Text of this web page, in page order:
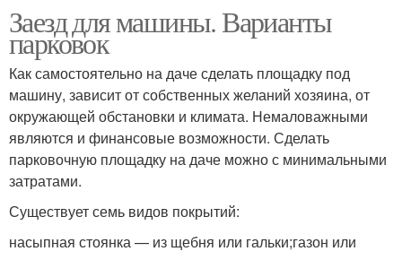
Заезд для машины. Варианты
парковок
Как самостоятельно на даче сделать площадку под
машину, зависит от собственных желаний хозяина, от
окружающей обстановки и климата. Немаловажными
являются и финансовые возможности. Сделать
парковочную площадку на даче можно с минимальными
затратами.
Существует семь видов покрытий:
насыпная стоянка — из щебня или гальки;газон или